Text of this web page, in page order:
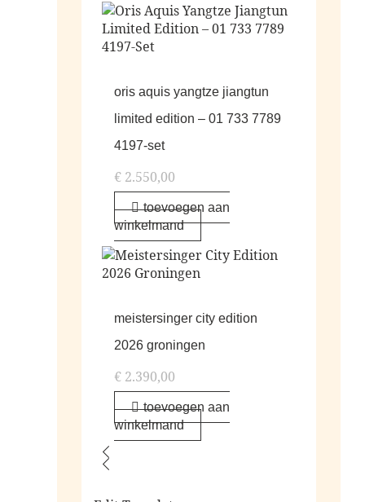
oris aquis yangtze jiangtun
limited edition – 01 733 7789
4197-set
€ 2.550,00
toevoegen aan
winkelmand
meistersinger city edition
2026 groningen
€ 2.390,00
toevoegen aan
winkelmand